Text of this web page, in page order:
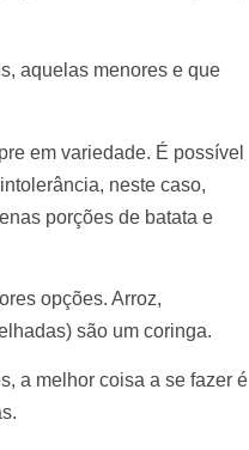
aquelas menores e que
em variedade. É possível
neste caso,
porções de batata e
opções. Arroz,
são um coringa.
a melhor coisa a se fazer é